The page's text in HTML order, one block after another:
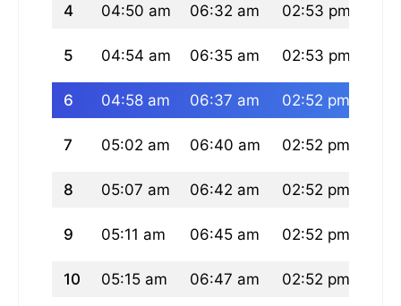
4 04:50 am 06:32 am 02:53 pm
5 04:54 am 06:35 am 02:53 pm
6 04:58 am 06:37 am 02:52 pm
7 05:02 am 06:40 am 02:52 pm
8 05:07 am 06:42 am 02:52 pm
9 05:11 am 06:45 am 02:52 pm
10 05:15 am 06:47 am 02:52 pm